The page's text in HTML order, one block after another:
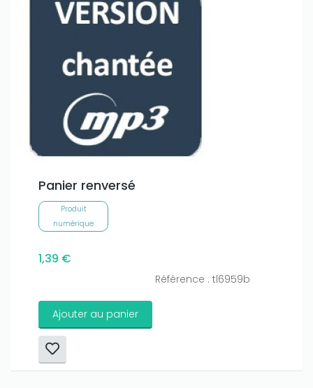
Panier renversé
Produit
numérique
1,39 €
Référence : tl6959b
Ajouter au panier